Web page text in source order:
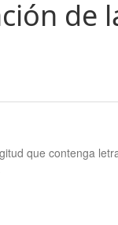
de
que contenga